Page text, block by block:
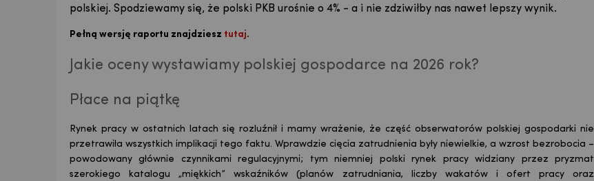
polskiej. Spodziewamy się, że polski PKB urośnie o 4% - a i nie zdziwiłby nas nawet lepszy wynik.
Pełną wersję raportu znajdziesz tutaj.
Jakie oceny wystawiamy polskiej gospodarce na 2026 rok?
Płace na piątkę
Rynek pracy w ostatnich latach się rozluźnił i mamy wrażenie, że część obserwatorów polskiej gospodarki nie
przetrawiła wszystkich implikacji tego faktu. Wprawdzie cięcia zatrudnienia były niewielkie, a wzrost bezrobocia –
powodowany głównie czynnikami regulacyjnymi; tym niemniej polski rynek pracy widziany przez pryzmat
szerokiego katalogu „miękkich” wskaźników (planów zatrudniania, liczby wakatów i ofert pracy oraz